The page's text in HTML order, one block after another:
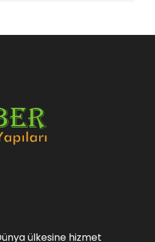
ülkesine hizmet